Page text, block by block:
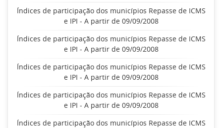
Índices de participação dos municípios Repasse de ICMS
e IPI - A partir de 09/09/2008
Índices de participação dos municípios Repasse de ICMS
e IPI - A partir de 09/09/2008
Índices de participação dos municípios Repasse de ICMS
e IPI - A partir de 09/09/2008
Índices de participação dos municípios Repasse de ICMS
e IPI - A partir de 09/09/2008
Índices de participação dos municípios Repasse de ICMS